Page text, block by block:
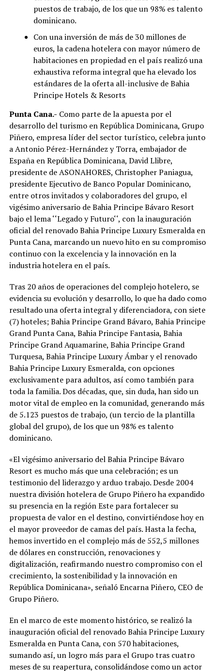
puestos de trabajo, de los que un 98% es talento
dominicano.
Con una inversión de más de 30 millones de
euros, la cadena hotelera con mayor número de
habitaciones en propiedad en el país realizó una
exhaustiva reforma integral que ha elevado los
estándares de la oferta all-inclusive de Bahia
Principe Hotels & Resorts
Punta Cana.- Como parte de la apuesta por el
desarrollo del turismo en República Dominicana, Grupo
Piñero, empresa líder del sector turístico, celebra junto
a Antonio Pérez-Hernández y Torra, embajador de
España en República Dominicana, David Llibre,
presidente de ASONAHORES, Christopher Paniagua,
presidente Ejecutivo de Banco Popular Dominicano,
entre otros invitados y colaboradores del grupo, el
vigésimo aniversario de Bahia Principe Bávaro Resort
bajo el lema ‘‘Legado y Futuro‘‘, con la inauguración
oficial del renovado Bahia Principe Luxury Esmeralda en
Punta Cana, marcando un nuevo hito en su compromiso
continuo con la excelencia y la innovación en la
industria hotelera en el país.
Tras 20 años de operaciones del complejo hotelero, se
evidencia su evolución y desarrollo, lo que ha dado como
resultado una oferta integral y diferenciadora, con siete
(7) hoteles; Bahia Principe Grand Bávaro, Bahia Principe
Grand Punta Cana, Bahia Principe Fantasia, Bahia
Principe Grand Aquamarine, Bahia Principe Grand
Turquesa, Bahia Principe Luxury Ámbar y el renovado
Bahia Principe Luxury Esmeralda, con opciones
exclusivamente para adultos, así como también para
toda la familia. Dos décadas, que, sin duda, han sido un
motor vital de empleo en la comunidad, generando más
de 5.123 puestos de trabajo, (un tercio de la plantilla
global del grupo), de los que un 98% es talento
dominicano.
«El vigésimo aniversario del Bahia Principe Bávaro
Resort es mucho más que una celebración; es un
testimonio del liderazgo y arduo trabajo. Desde 2004
nuestra división hotelera de Grupo Piñero ha expandido
su presencia en la región Este para fortalecer su
propuesta de valor en el destino, convirtiéndose hoy en
el mayor proveedor de camas del país. Hasta la fecha,
hemos invertido en el complejo más de 552,5 millones
de dólares en construcción, renovaciones y
digitalización, reafirmando nuestro compromiso con el
crecimiento, la sostenibilidad y la innovación en
República Dominicana», señaló Encarna Piñero, CEO de
Grupo Piñero.
En el marco de este momento histórico, se realizó la
inauguración oficial del renovado Bahia Principe Luxury
Esmeralda en Punta Cana, con 570 habitaciones,
sumando así, un logro más para el Grupo tras cuatro
meses de su reapertura, consolidándose como un actor